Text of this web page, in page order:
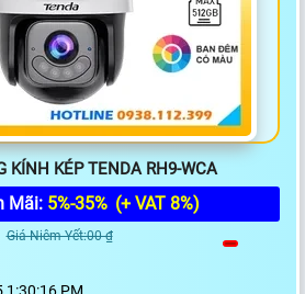
KÍNH KÉP TENDA RH9-WCA
Mãi: 5%-35% (+ VAT 8%)
Giá Niêm Yết:00 ₫